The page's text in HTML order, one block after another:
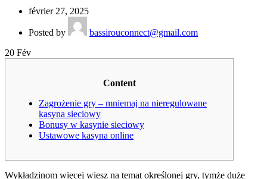
février 27, 2025
Posted by
bassirouconnect@gmail.com
20 Fév
Content
Zagrożenie gry – mniemaj na nieregulowane
kasyna sieciowy
Bonusy w kasynie sieciowy
Ustawowe kasyna online
Wykładzinom więcej wiesz na temat określonej gry, tymże duże